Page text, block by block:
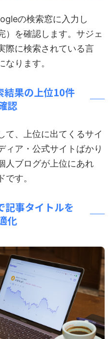
の検索窓に入力し
）を確認します。サジェ
際に検索されている言
ります。
結果の上位10件
認
て、上位に出てくるサイ
ィア・公式サイトばかり
人ブログが上位にあれ
す。
記事タイトルを
化